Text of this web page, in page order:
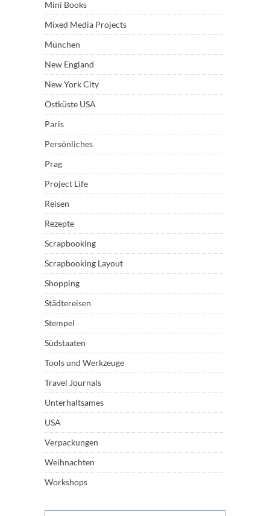
Mini Books
Mixed Media Projects
München
New England
New York City
Ostküste USA
Paris
Persönliches
Prag
Project Life
Reisen
Rezepte
Scrapbooking
Scrapbooking Layout
Shopping
Städtereisen
Stempel
Südstaaten
Tools und Werkzeuge
Travel Journals
Unterhaltsames
USA
Verpackungen
Weihnachten
Workshops